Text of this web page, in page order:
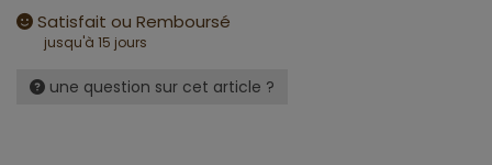
Satisfait ou Remboursé
jusqu'à 15 jours
une question sur cet article ?